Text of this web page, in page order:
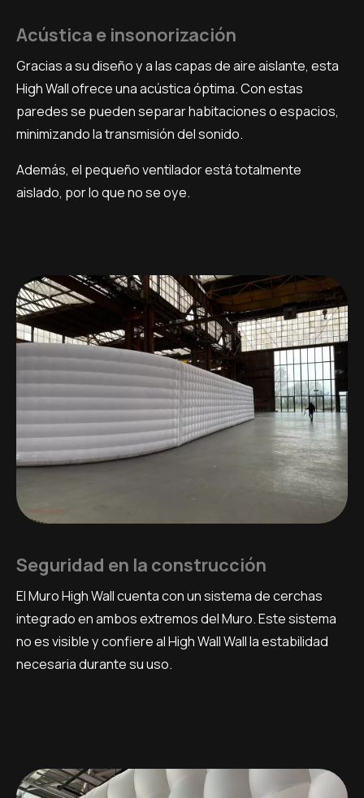
Acústica e insonorización
Gracias a su diseño y a las capas de aire aislante, esta
High Wall ofrece una acústica óptima. Con estas
paredes se pueden separar habitaciones o espacios,
minimizando la transmisión del sonido.
Además, el pequeño ventilador está totalmente
aislado, por lo que no se oye.
Seguridad en la construcción
El Muro High Wall cuenta con un sistema de cerchas
integrado en ambos extremos del Muro. Este sistema
no es visible y confiere al High Wall Wall la estabilidad
necesaria durante su uso.